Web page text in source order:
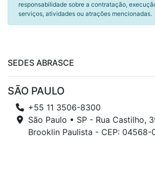
responsabilidade sobre a contratação,
serviços, atividades ou atrações mencionadas.
SEDES ABRASCE
SÃO PAULO
+55 11 3506-8300
São Paulo • SP - Rua Castilho,
Brooklin Paulista - CEP: 04568-